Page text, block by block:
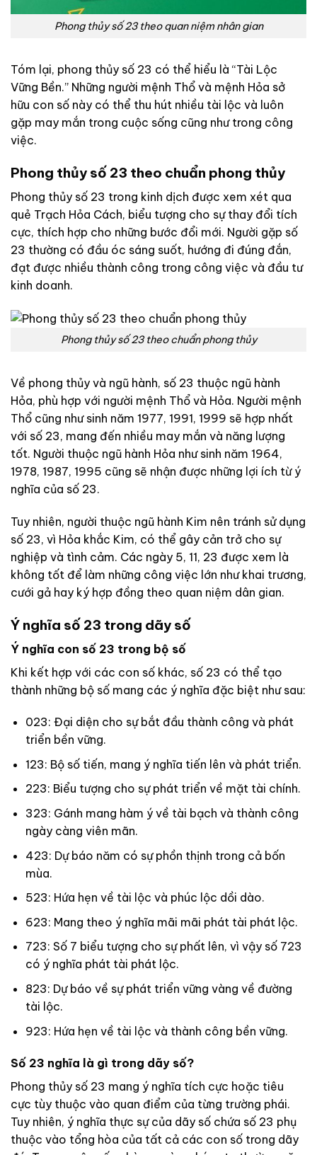
Phong thủy số 23 theo quan niệm nhân gian
Tóm lại, phong thủy số 23 có thể hiểu là “Tài Lộc
Vững Bền.” Những người mệnh Thổ và mệnh Hỏa sở
hữu con số này có thể thu hút nhiều tài lộc và luôn
gặp may mắn trong cuộc sống cũng như trong công
việc.
Phong thủy số 23 theo chuẩn phong thủy
Phong thủy số 23 trong kinh dịch được xem xét qua
quẻ Trạch Hỏa Cách, biểu tượng cho sự thay đổi tích
cực, thích hợp cho những bước đổi mới. Người gặp số
23 thường có đầu óc sáng suốt, hướng đi đúng đắn,
đạt được nhiều thành công trong công việc và đầu tư
kinh doanh.
Phong thủy số 23 theo chuẩn phong thủy
Về phong thủy và ngũ hành, số 23 thuộc ngũ hành
Hỏa, phù hợp với người mệnh Thổ và Hỏa. Người mệnh
Thổ cũng như sinh năm 1977, 1991, 1999 sẽ hợp nhất
với số 23, mang đến nhiều may mắn và năng lượng
tốt. Người thuộc ngũ hành Hỏa như sinh năm 1964,
1978, 1987, 1995 cũng sẽ nhận được những lợi ích từ ý
nghĩa của số 23.
Tuy nhiên, người thuộc ngũ hành Kim nên tránh sử dụng
số 23, vì Hỏa khắc Kim, có thể gây cản trở cho sự
nghiệp và tình cảm. Các ngày 5, 11, 23 được xem là
không tốt để làm những công việc lớn như khai trương,
cưới gả hay ký hợp đồng theo quan niệm dân gian.
Ý nghĩa số 23 trong dãy số
Ý nghĩa con số 23 trong bộ số
Khi kết hợp với các con số khác, số 23 có thể tạo
thành những bộ số mang các ý nghĩa đặc biệt như sau:
023: Đại diện cho sự bắt đầu thành công và phát
triển bền vững.
123: Bộ số tiến, mang ý nghĩa tiến lên và phát triển.
223: Biểu tượng cho sự phát triển về mặt tài chính.
323: Gánh mang hàm ý về tài bạch và thành công
ngày càng viên mãn.
423: Dự báo năm có sự phồn thịnh trong cả bốn
mùa.
523: Hứa hẹn về tài lộc và phúc lộc dồi dào.
623: Mang theo ý nghĩa mãi mãi phát tài phát lộc.
723: Số 7 biểu tượng cho sự phất lên, vì vậy số 723
có ý nghĩa phát tài phát lộc.
823: Dự báo về sự phát triển vững vàng về đường
tài lộc.
923: Hứa hẹn về tài lộc và thành công bền vững.
Số 23 nghĩa là gì trong dãy số?
Phong thủy số 23 mang ý nghĩa tích cực hoặc tiêu
cực tùy thuộc vào quan điểm của từng trường phái.
Tuy nhiên, ý nghĩa thực sự của dãy số chứa số 23 phụ
thuộc vào tổng hòa của tất cả các con số trong dãy